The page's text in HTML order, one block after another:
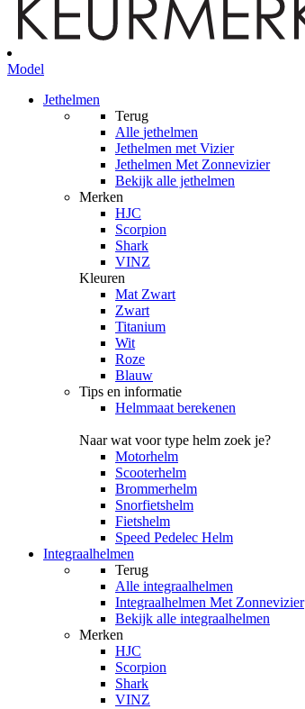
Model
Jethelmen
Terug
Alle jethelmen
Jethelmen met Vizier
Jethelmen Met Zonnevizier
Bekijk alle jethelmen
Merken
HJC
Scorpion
Shark
VINZ
Kleuren
Mat Zwart
Zwart
Titanium
Wit
Roze
Blauw
Tips en informatie
Helmmaat berekenen
Naar wat voor type helm zoek je?
Motorhelm
Scooterhelm
Brommerhelm
Snorfietshelm
Fietshelm
Speed Pedelec Helm
Integraalhelmen
Terug
Alle integraalhelmen
Integraalhelmen Met Zonnevizier
Bekijk alle integraalhelmen
Merken
HJC
Scorpion
Shark
VINZ